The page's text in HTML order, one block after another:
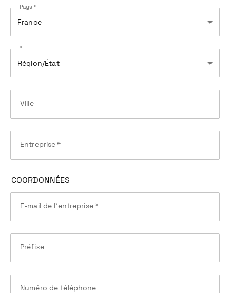
Pays *
France
*
Région/État
Ville
Entreprise*
COORDONNÉES
E-mail de l'entreprise*
Préfixe
Numéro de téléphone